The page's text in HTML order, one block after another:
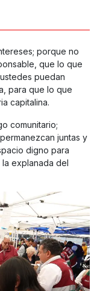
porque no
que lo que
puedan
para que lo que
capitalina.
comunitario;
juntas y
digno para
explanada del